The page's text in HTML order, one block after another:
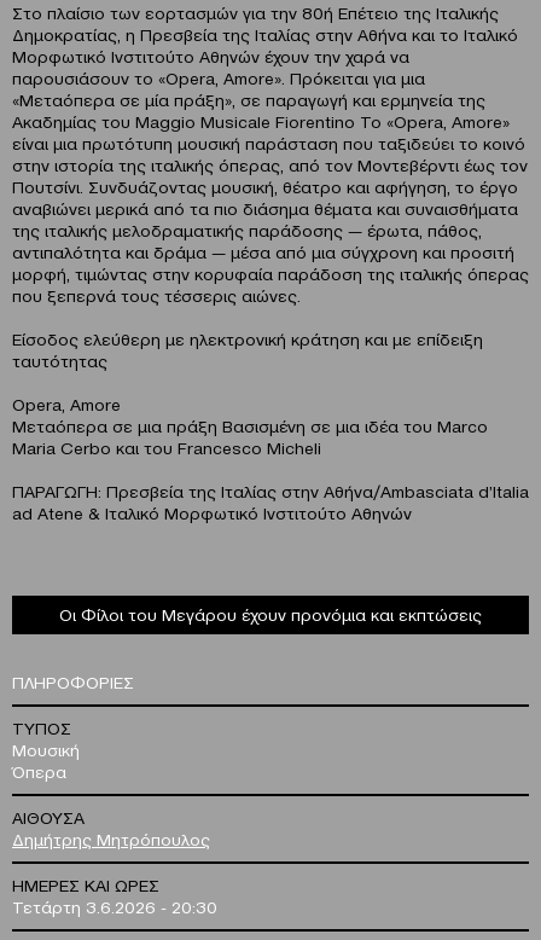
Στο πλαίσιο των εορτασμών για την 80ή Επέτειο της Ιταλικής
Δημοκρατίας, η Πρεσβεία της Ιταλίας στην Αθήνα και το Ιταλικό
Μορφωτικό Ινστιτούτο Αθηνών έχουν την χαρά να
παρουσιάσουν το «Opera, Amore». Πρόκειται για μια
«Μεταόπερα σε μία πράξη», σε παραγωγή και ερμηνεία της
Ακαδημίας του Maggio Musicale Fiorentino Το «Opera, Amore»
είναι μια πρωτότυπη μουσική παράσταση που ταξιδεύει το κοινό
στην ιστορία της ιταλικής όπερας, από τον Μοντεβέρντι έως τον
Πουτσίνι. Συνδυάζοντας μουσική, θέατρο και αφήγηση, το έργο
αναβιώνει μερικά από τα πιο διάσημα θέματα και συναισθήματα
της ιταλικής μελοδραματικής παράδοσης — έρωτα, πάθος,
αντιπαλότητα και δράμα — μέσα από μια σύγχρονη και προσιτή
μορφή, τιμώντας στην κορυφαία παράδοση της ιταλικής όπερας
που ξεπερνά τους τέσσερις αιώνες.
Είσοδος ελεύθερη με ηλεκτρονική κράτηση και με επίδειξη
ταυτότητας
Opera, Amore
Μεταόπερα σε μια πράξη Βασισμένη σε μια ιδέα του Marco
Maria Cerbo και του Francesco Micheli
ΠΑΡΑΓΩΓΗ: Πρεσβεία της Ιταλίας στην Αθήνα/Ambasciata d’Italia
ad Atene & Ιταλικό Μορφωτικό Ινστιτούτο Αθηνών
Οι Φίλοι του Μεγάρου έχουν προνόμια και εκπτώσεις
ΠΛΗΡΟΦΟΡΙΕΣ
ΤΥΠΟΣ
Μουσική
Όπερα
ΑΙΘΟΥΣΑ
Δημήτρης Μητρόπουλος
ΗΜΕΡΕΣ ΚΑΙ ΩΡΕΣ
Τετάρτη 3.6.2026 - 20:30